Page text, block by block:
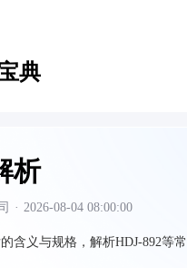
典
析
· 2026-08-04 08:00:00
含义与规格，解析HDJ-892等